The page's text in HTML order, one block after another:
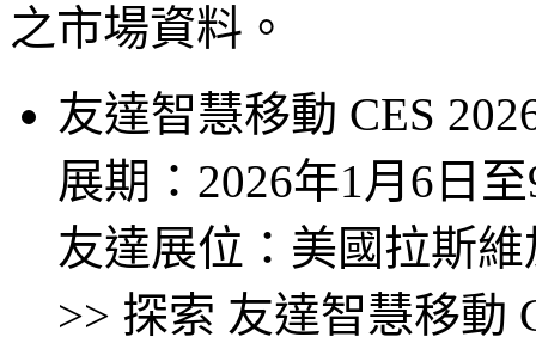
之市場資料。
友達智慧移動 CES
展期：2026年1月6日
友達展位：美國拉斯
>> 探索 友達智慧移動